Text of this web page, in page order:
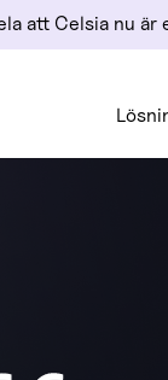
att Celsia nu är